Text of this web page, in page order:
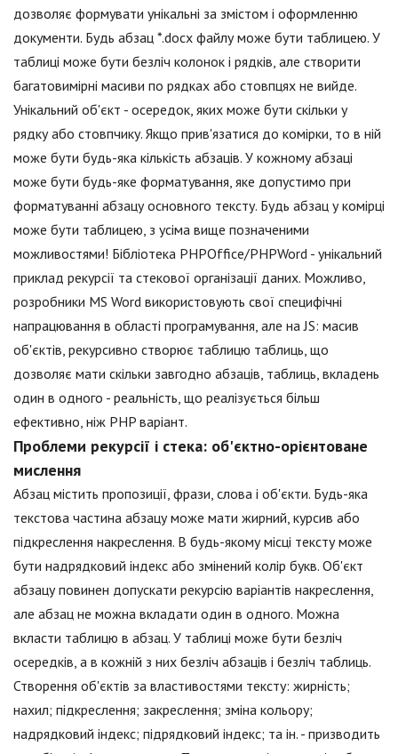
дозволяє формувати унікальні за змістом і оформленню
документи. Будь абзац *.docx файлу може бути таблицею. У
таблиці може бути безліч колонок і рядків, але створити
багатовимірні масиви по рядках або стовпцях не вийде.
Унікальний об'єкт - осередок, яких може бути скільки у
рядку або стовпчику. Якщо прив'язатися до комірки, то в ній
може бути будь-яка кількість абзаців. У кожному абзаці
може бути будь-яке форматування, яке допустимо при
форматуванні абзацу основного тексту. Будь абзац у комірці
може бути таблицею, з усіма вище позначеними
можливостями! Бібліотека PHPOffice/PHPWord - унікальний
приклад рекурсії та стекової організації даних. Можливо,
розробники MS Word використовують свої специфічні
напрацювання в області програмування, але на JS: масив
об'єктів, рекурсивно створює таблицю таблиць, що
дозволяє мати скільки завгодно абзаців, таблиць, вкладень
один в одного - реальність, що реалізується більш
ефективно, ніж PHP варіант.
Проблеми рекурсії і стека: об'єктно-орієнтоване
мислення
Абзац містить пропозиції, фрази, слова і об'єкти. Будь-яка
текстова частина абзацу може мати жирний, курсив або
підкреслення накреслення. В будь-якому місці тексту може
бути надрядковий індекс або змінений колір букв. Об'єкт
абзацу повинен допускати рекурсію варіантів накреслення,
але абзац не можна вкладати один в одного. Можна
вкласти таблицю в абзац. У таблиці може бути безліч
осередків, а в кожній з них безліч абзаців і безліч таблиць.
Створення об'єктів за властивостями тексту: жирність;
нахил; підкреслення; закреслення; зміна кольору;
надрядковий індекс; підрядковий індекс; та ін. - призводить